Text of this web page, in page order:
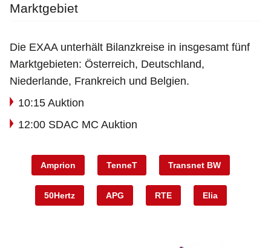
Marktgebiet
Die EXAA unterhält Bilanzkreise in insgesamt fünf
Marktgebieten: Österreich, Deutschland,
Niederlande, Frankreich und Belgien.
10:15 Auktion
12:00 SDAC MC Auktion
Amprion TenneT Transnet BW
50Hertz APG RTE Elia